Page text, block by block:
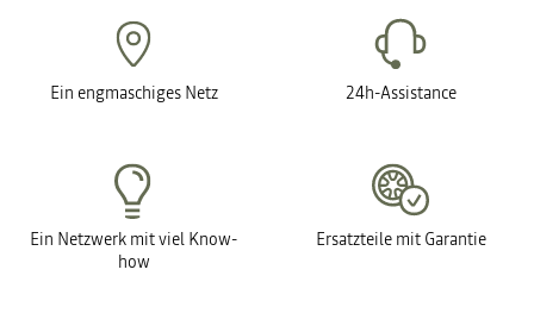
Ein engmaschiges Netz 24h-Assistance
Ein Netzwerk mit viel Know-
how
Ersatzteile mit Garantie